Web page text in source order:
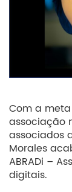
Com a
associação
associados
Morales
ABRADi –
digitais.